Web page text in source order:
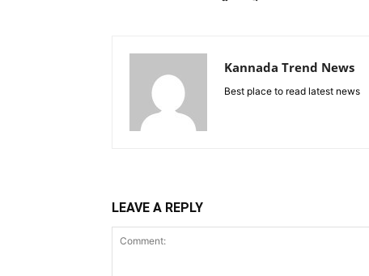
Kannada Trend News
Best place to read latest news
LEAVE A REPLY